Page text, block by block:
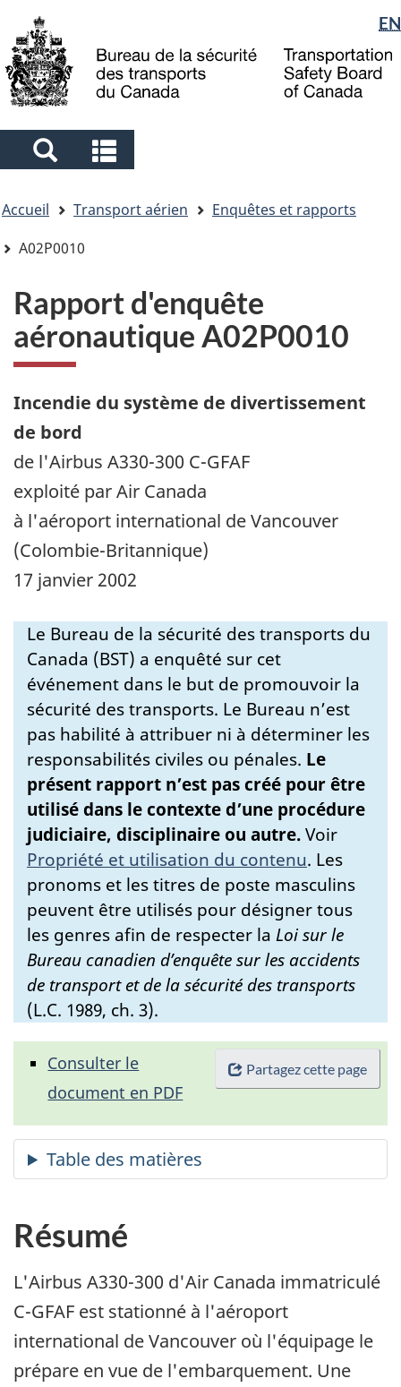
to
main
to
"About
government"
à
la
Sélection
de
la
langue
EN
Search
and
menus
and
menus
êtes
ici
Accueil Transport aérien
Enquêtes et rapports
A02P0010
Rapport d'enquête
aéronautique A02P0010
Incendie du système de divertissement
de bord
de l'Airbus A330-300 C-GFAF
exploité par Air Canada
à l'aéroport international de Vancouver
(Colombie-Britannique)
17 janvier 2002
Le Bureau de la sécurité des transports du
Canada (BST) a enquêté sur cet
événement dans le but de promouvoir la
sécurité des transports. Le Bureau n’est
pas habilité à attribuer ni à déterminer les
responsabilités civiles ou pénales. Le
présent rapport n’est pas créé pour être
utilisé dans le contexte d’une procédure
judiciaire, disciplinaire ou autre.Voir
Propriété et utilisation du contenu. Les
pronoms et les titres de poste masculins
peuvent être utilisés pour désigner tous
les genres afin de respecter la Loi sur le
Bureau canadien d’enquête sur les accidents
de transport et de la sécurité des transports
(L.C. 1989, ch. 3).
Partagez cette page
Consulter le
document en PDF
Résumé
L'Airbus A330-300 d'Air Canada immatriculé
C-GFAF est stationné à l'aéroport
international de Vancouver où l'équipage le
prépare en vue de l'embarquement. Une